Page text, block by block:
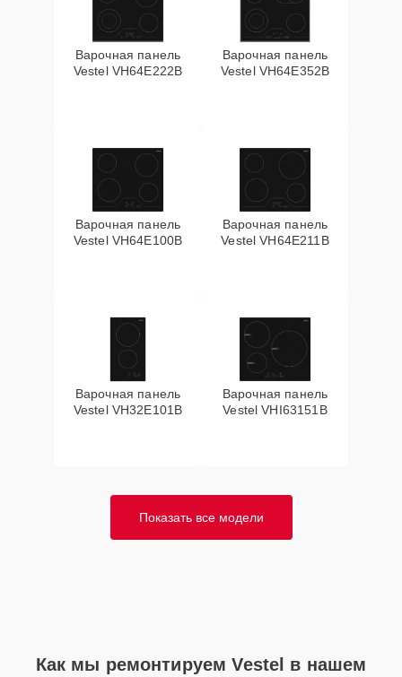
Варочная панель
Vestel VH64E222B
Варочная панель
Vestel VH64E352B
Варочная панель
Vestel VH64E100B
Варочная панель
Vestel VH64E211B
Варочная панель
Vestel VH32E101B
Варочная панель
Vestel VHI63151B
Показать все модели
Как мы ремонтируем Vestel в нашем